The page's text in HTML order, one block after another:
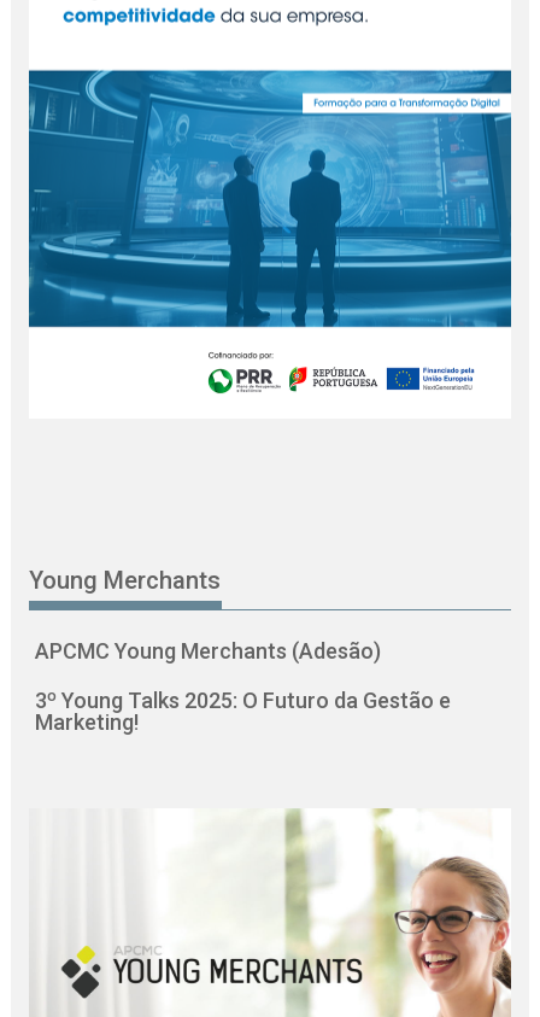
Young Merchants
APCMC Young Merchants (Adesão)
3º Young Talks 2025: O Futuro da Gestão e
Marketing!